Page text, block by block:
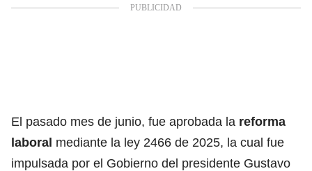
El pasado mes de junio, fue aprobada la reforma
laboral mediante la ley 2466 de 2025, la cual fue
impulsada por el Gobierno del presidente Gustavo